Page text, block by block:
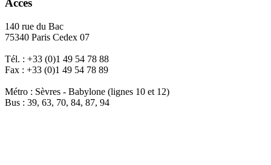
Accès
140 rue du Bac
75340 Paris Cedex 07
Tél. : +33 (0)1 49 54 78 88
Fax : +33 (0)1 49 54 78 89
Métro : Sèvres - Babylone (lignes 10 et 12)
Bus : 39, 63, 70, 84, 87, 94